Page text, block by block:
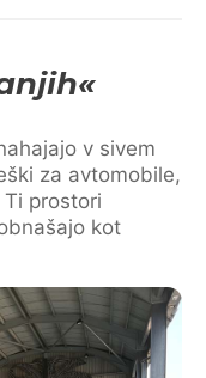
v sivem
za avtomobile,
prostori
kot